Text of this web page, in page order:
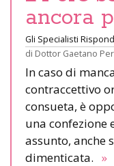
ancora
Gli Specialisti
di Dottor Gaetano
In caso di
contraccettivo
consueta, è
una confezione
assunto, anche
dimenticata. »